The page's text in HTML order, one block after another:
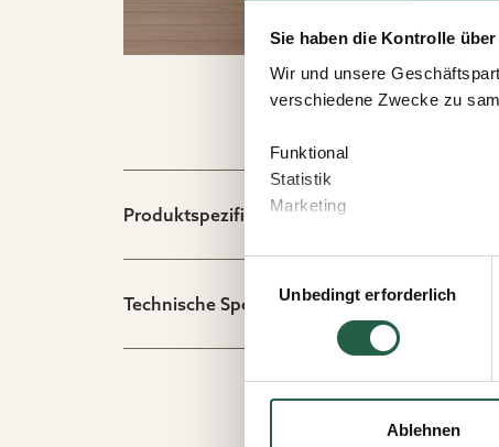
Sie haben die Kontrolle
Wir und unsere
verschiedene Zwecke zu
Funktional
Statistik
Marketing
Wenn Sie auf „Akzeptieren“
welchen Zwecken Sie
Unbedingt erforderlich
Ablehnen
Produktspezifikation
Technische Spezifikation